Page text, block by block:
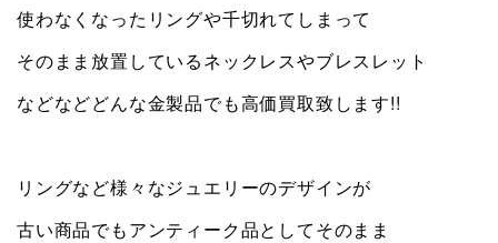
使わなくなったリングや千切れてしまって
そのまま放置しているネックレスやブレスレット
などなどどんな金製品でも高価買取致します!!
リングなど様々なジュエリーのデザインが
古い商品でもアンティーク品としてそのまま